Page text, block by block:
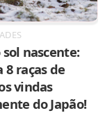
sol nascente:
8 raças de
vindas
do Japão!